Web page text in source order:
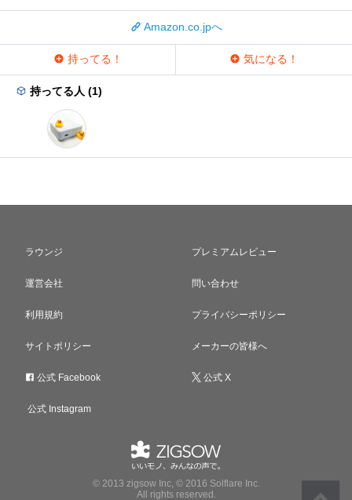
Amazon.co.jpへ
持ってる！ 気になる！
持ってる人 (1)
ラウンジ プレミアムレビュー
運営会社 問い合わせ
利用規約 プライバシーポリシー
サイトポリシー メーカーの皆様へ
公式 Facebook 公式 X
公式 Instagram
© 2013 zigsow Inc, © 2016 Solflare Inc.
All rights reserved.